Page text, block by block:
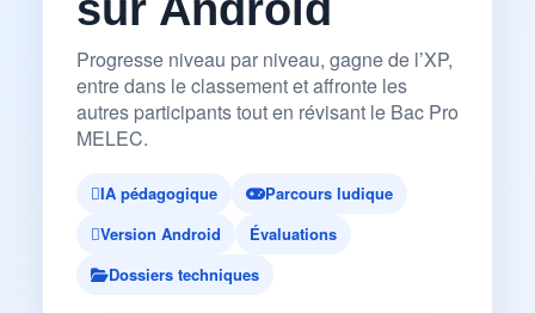
Progresse niveau par niveau, gagne de l’XP,
entre dans le classement et affronte les
autres participants tout en révisant le Bac Pro
MELEC.
IA pédagogique
Parcours ludique
Version Android
Évaluations
Dossiers techniques